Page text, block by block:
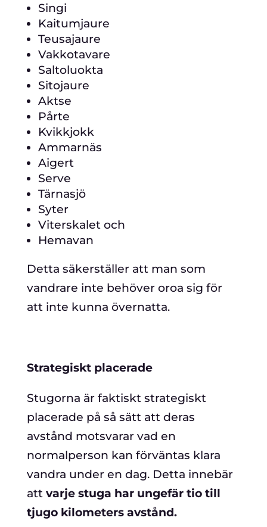
Singi
Kaitumjaure
Teusajaure
Vakkotavare
Saltoluokta
Sitojaure
Aktse
Pårte
Kvikkjokk
Ammarnäs
Aigert
Serve
Tärnasjö
Syter
Viterskalet och
Hemavan
Detta säkerställer att man som
vandrare inte behöver oroa sig för
att inte kunna övernatta.
Strategiskt placerade
Stugorna är faktiskt strategiskt
placerade på så sätt att deras
avstånd motsvarar vad en
normalperson kan förväntas klara
vandra under en dag. Detta innebär
att varje stuga har ungefär tio till
tjugo kilometers avstånd.